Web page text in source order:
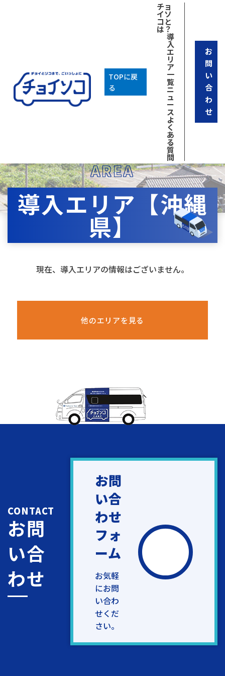
TOPに戻
る
チョ
イソ
コと
は？
導
入
エ
リ
ア
一
覧
ニ
ュ
ー
ス
よ
く
あ
る
質
問
お
問
い
合
わ
せ
AREA
導入エリア【沖縄
県】
現在、導入エリアの情報はございません。
他のエリアを見る
CONTACT
お問
い合
わせ
お問
い合
わせ
フォ
ーム
お気軽
にお問
い合わ
せくだ
さい。